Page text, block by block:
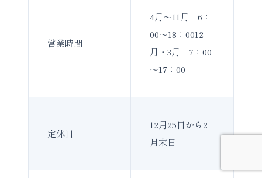
営業時間
4月～11月 6：
00～18：0012
月・3月 7：00
～17：00
定休日
12月25日から2
月末日